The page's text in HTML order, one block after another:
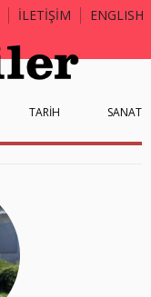
İLETİŞİM ENGLISH
TARİH SANAT